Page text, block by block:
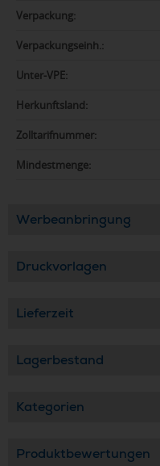
Verpackung:
Verpackungseinh.:
Unter-VPE:
Herkunftsland:
Zolltarifnummer:
Mindestmenge:
Werbeanbringung
Druckvorlagen
Lieferzeit
Lagerbestand
Kategorien
Produktbewertungen